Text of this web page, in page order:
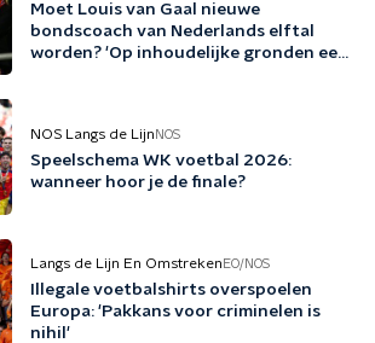
Moet Louis van Gaal nieuwe
bondscoach van Nederlands elftal
worden? 'Op inhoudelijke gronden een
NOS Langs de Lijn NOS
Speelschema WK voetbal 2026:
wanneer hoor je de finale?
Langs de Lijn En Omstreken EO/NOS
Illegale voetbalshirts overspoelen
Europa: 'Pakkans voor criminelen is
nihil'